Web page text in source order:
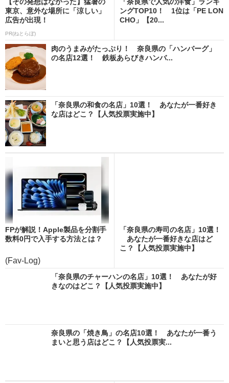
東京、意外な場所に「涼しい」
広告が出現！
PR(ねとらぼ)
ングTOP10！ 1位は「PE LON
CHO」【20...
肉のうまみがたっぷり！ 奈良県の「ハンバーグ」
の名店12選！ 鉄板あらびきハンバ...
「奈良県の和食の名店」10選！ あなたが一番好き
な店はどこ？【人気投票実施中】
FPが解説！Apple製品を分割手
数料0円で入手する方法とは？
(Fav-Log)
「奈良県の寿司の名店」10選！
あなたが一番好きな店はど
こ？【人気投票実施中】
「奈良県のチャーハンの名店」10選！ あなたが好
きなのはどこ？【人気投票実施中】
奈良県の「焼き鳥」の名店10選！ あなたが一番う
まいと思う店はどこ？【人気投票実...